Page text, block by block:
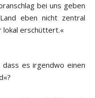
bei uns geben
eben nicht zentral
erschüttert.«
dass es irgendwo einen